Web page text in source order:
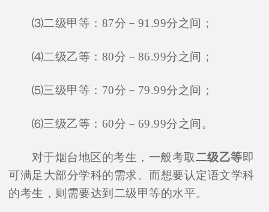
⑶二级甲等：87分－91.99分之间；
⑷二级乙等：80分－86.99分之间；
⑸三级甲等：70分－79.99分之间；
⑹三级乙等：60分－69.99分之间。
对于烟台地区的考生，一般考取二级乙等即
可满足大部分学科的需求。而想要认定语文学科
的考生，则需要达到二级甲等的水平。